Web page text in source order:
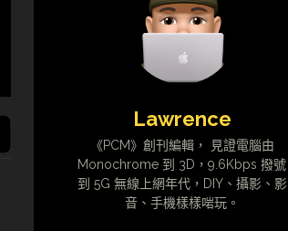
Lawrence
《PCM》創刊編輯， 見證電腦由
Monochrome 到 3D，9.6Kbps 撥號
到 5G 無線上網年代，DIY、攝影、影
音、手機樣樣啱玩。